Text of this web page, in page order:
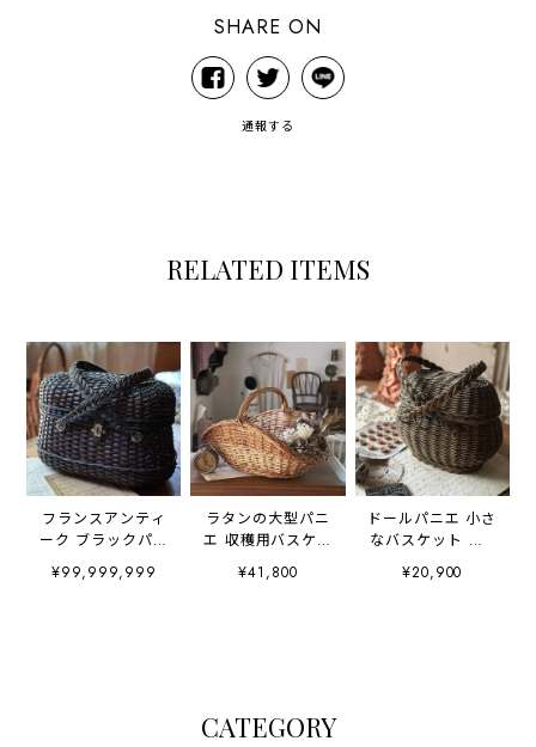
SHARE ON
通報する
RELATED ITEMS
フランスアンティ
ーク ブラックパニ
エ 差し込み金具
¥99,999,999
ラタンの大型パニ
エ 収穫用バスケッ
ト
¥41,800
ドールパニエ 小さ
なバスケット 黒×
茶
¥20,900
CATEGORY